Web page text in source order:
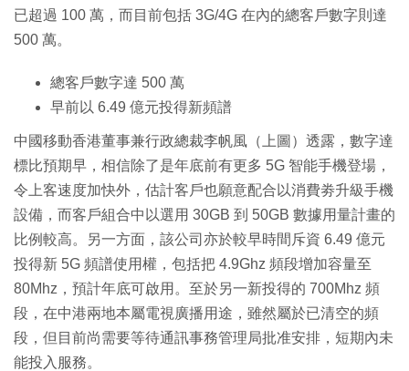
已超過 100 萬，而目前包括 3G/4G 在內的總客戶數字則達
500 萬。
總客戶數字達 500 萬
早前以 6.49 億元投得新頻譜
中國移動香港董事兼行政總裁李帆風（上圖）透露，數字達
標比預期早，相信除了是年底前有更多 5G 智能手機登場，
令上客速度加快外，估計客戶也願意配合以消費劵升級手機
設備，而客戶組合中以選用 30GB 到 50GB 數據用量計畫的
比例較高。另一方面，該公司亦於較早時間斥資 6.49 億元
投得新 5G 頻譜使用權，包括把 4.9Ghz 頻段增加容量至
80Mhz，預計年底可啟用。至於另一新投得的 700Mhz 頻
段，在中港兩地本屬電視廣播用途，雖然屬於已清空的頻
段，但目前尚需要等待通訊事務管理局批准安排，短期內未
能投入服務。